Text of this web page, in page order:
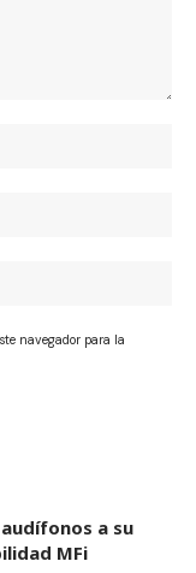
navegador para la
a su
MFi